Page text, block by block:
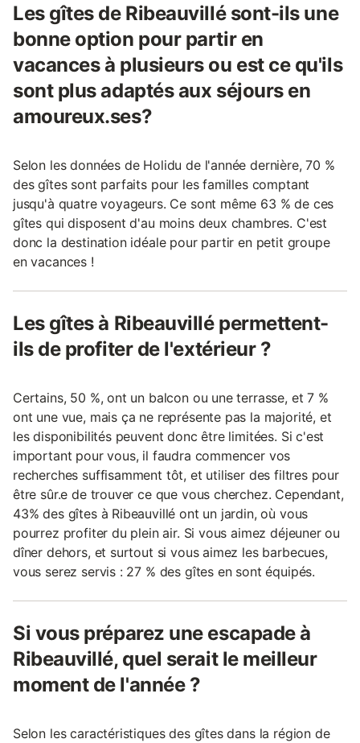
Les gîtes de Ribeauvillé sont-ils une
bonne option pour partir en
vacances à plusieurs ou est ce qu'ils
sont plus adaptés aux séjours en
amoureux.ses?
Selon les données de Holidu de l'année dernière, 70 %
des gîtes sont parfaits pour les familles comptant
jusqu'à quatre voyageurs. Ce sont même 63 % de ces
gîtes qui disposent d'au moins deux chambres. C'est
donc la destination idéale pour partir en petit groupe
en vacances !
Les gîtes à Ribeauvillé permettent-
ils de profiter de l'extérieur ?
Certains, 50 %, ont un balcon ou une terrasse, et 7 %
ont une vue, mais ça ne représente pas la majorité, et
les disponibilités peuvent donc être limitées. Si c'est
important pour vous, il faudra commencer vos
recherches suffisamment tôt, et utiliser des filtres pour
être sûr.e de trouver ce que vous cherchez. Cependant,
43% des gîtes à Ribeauvillé ont un jardin, où vous
pourrez profiter du plein air. Si vous aimez déjeuner ou
dîner dehors, et surtout si vous aimez les barbecues,
vous serez servis : 27 % des gîtes en sont équipés.
Si vous préparez une escapade à
Ribeauvillé, quel serait le meilleur
moment de l'année ?
Selon les caractéristiques des gîtes dans la région de